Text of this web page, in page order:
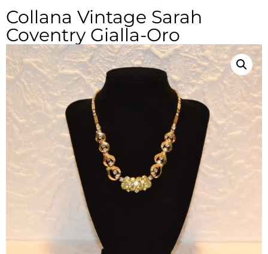
Collana Vintage Sarah
Coventry Gialla-Oro